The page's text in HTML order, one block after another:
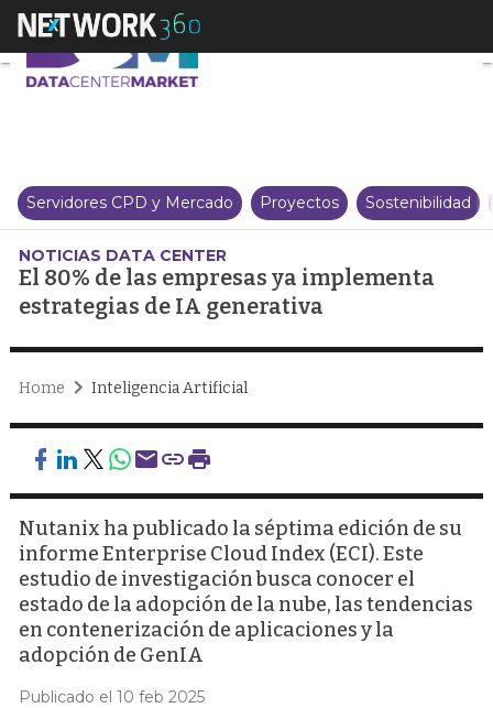
El 80% de las empresas ya
Servidores CPD y Mercado Proyectos Sostenibilidad
NOTICIAS DATA CENTER
El 80% de las empresas ya implementa
estrategias de IA generativa
Home Inteligencia Artificial
Nutanix ha publicado la séptima edición de su
informe Enterprise Cloud Index (ECI). Este
estudio de investigación busca conocer el
estado de la adopción de la nube, las tendencias
en contenerización de aplicaciones y la
adopción de GenIA
Publicado el 10 feb 2025